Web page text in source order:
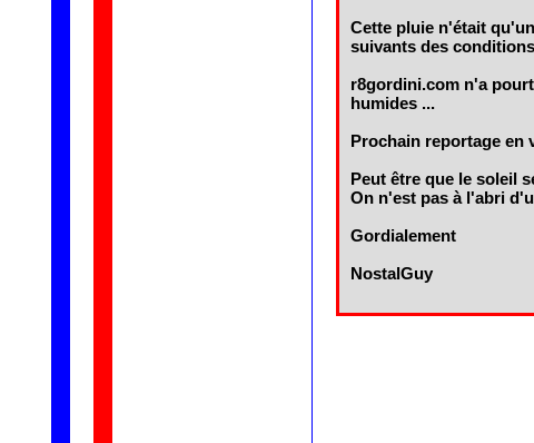
Cette pluie n'était
suivants des
r8gordini.com n'a
humides ...
Prochain reportage en
Peut être que le soleil
On n'est pas à l'abri
Gordialement
NostalGuy